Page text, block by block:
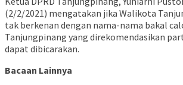
(2/2/2021) mengatakan jika Walikota
tak berkenan dengan nama-nama bakal
Tanjungpinang yang direkomendasikan
dapat dibicarakan.
Bacaan Lainnya